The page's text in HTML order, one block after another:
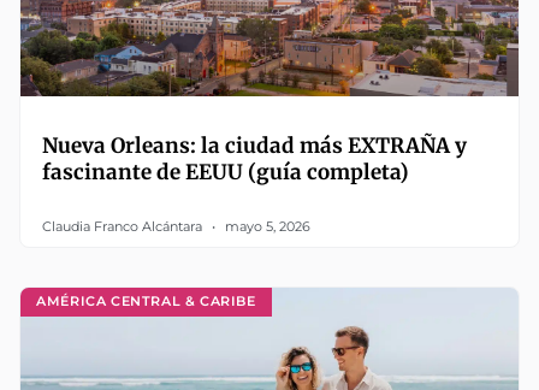
Nueva Orleans: la ciudad más EXTRAÑA y
fascinante de EEUU (guía completa)
Claudia Franco Alcántara mayo 5, 2026
AMÉRICA CENTRAL & CARIBE